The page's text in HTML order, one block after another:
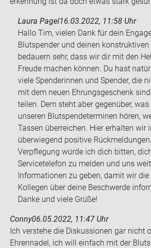
Laura Pagel16.03.2022, 11:58 Uhr
Hallo Tim, vielen Dank für dein
Blutspender und deinen konstruktiven
bedauern sehr, dass wir dir mit den
Freude machen können. Du hast
viele Spenderinnen und Spender, die
mit dem neuen Ehrungsgeschenk
teilen. Dem steht aber gegenüber,
unseren Blutspendeterminen hören,
Tassen überreichen. Hier erhalten wir
überwiegend positive
Verpflegung würde ich dich bitten,
Servicetelefon zu melden und uns
Informationen zu geben, damit wir die
Kollegen über deine Beschwerde
Danke und viele Grüße!
Conny06.05.2022, 11:47 Uhr
Ich ver­ste­he die Dis­kus­sio­nen gar nicht
Eh­ren­na­del, ich will ein­fach mit der